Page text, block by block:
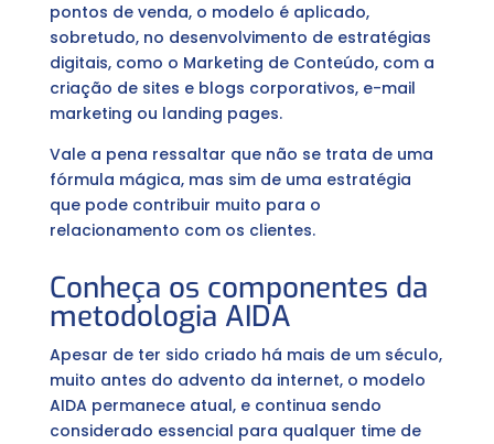
pontos de venda, o modelo é aplicado,
sobretudo, no desenvolvimento de estratégias
digitais, como o Marketing de Conteúdo, com a
criação de sites e blogs corporativos, e-mail
marketing ou landing pages.
Vale a pena ressaltar que não se trata de uma
fórmula mágica, mas sim de uma estratégia
que pode contribuir muito para o
relacionamento com os clientes.
Conheça os componentes da
metodologia AIDA
Apesar de ter sido criado há mais de um século,
muito antes do advento da internet, o modelo
AIDA permanece atual, e continua sendo
considerado essencial para qualquer time de